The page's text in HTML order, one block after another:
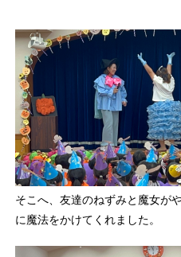
そこへ、友達のねずみと魔女が
に魔法をかけてくれました。